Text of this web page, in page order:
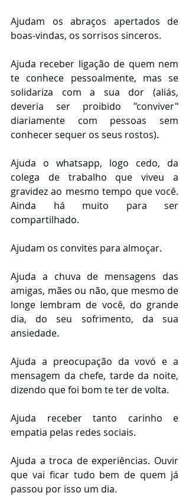
Ajudam os abraços apertados de
boas-vindas, os sorrisos sinceros.
Ajuda receber ligação de quem nem
te conhece pessoalmente, mas se
solidariza com a sua dor (aliás,
deveria ser proibido "conviver"
diariamente com pessoas sem
conhecer sequer os seus rostos).
Ajuda o whatsapp, logo cedo, da
colega de trabalho que viveu a
gravidez ao mesmo tempo que você.
Ainda há muito para ser
compartilhado.
Ajudam os convites para almoçar.
Ajuda a chuva de mensagens das
amigas, mães ou não, que mesmo de
longe lembram de você, do grande
dia, do seu sofrimento, da sua
ansiedade.
Ajuda a preocupação da vovó e a
mensagem da chefe, tarde da noite,
dizendo que foi bom te ter de volta.
Ajuda receber tanto carinho e
empatia pelas redes sociais.
Ajuda a troca de experiências. Ouvir
que vai ficar tudo bem de quem já
passou por isso um dia.